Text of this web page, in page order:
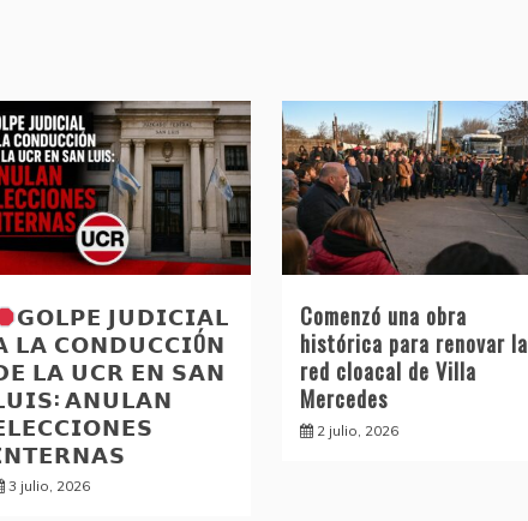
𝗚𝗢𝗟𝗣𝗘 𝗝𝗨𝗗𝗜𝗖𝗜𝗔𝗟
𝗟𝗔 𝗖𝗢𝗡𝗗𝗨𝗖𝗖𝗜Ó𝗡
𝗟𝗔 𝗨𝗖𝗥 𝗘𝗡 𝗦𝗔𝗡
𝗔𝗡𝗨𝗟𝗔𝗡
3 julio, 2026
Comenzó una obra
histórica para renovar la
red cloacal de Villa
Mercedes
2 julio, 2026